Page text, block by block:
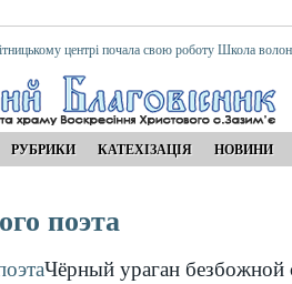
центрі почала свою роботу Школа
РУБРИКИ КАТЕХІЗАЦІЯ НОВИНИ
поэта
Чёрный ураган безбожной